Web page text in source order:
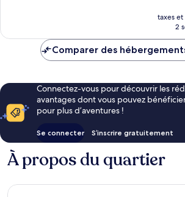
taxes
2
Comparer des
Connectez-vous pour découvrir les
avantages dont vous pouvez
pour plus d’aventures !
Se connecter S’inscrire gratuitement
À propos du quartier